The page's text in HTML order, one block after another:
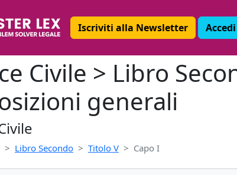
Iscriviti alla Newsletter Accedi
Civile > Libro
generali
Libro Secondo Titolo V Capo I